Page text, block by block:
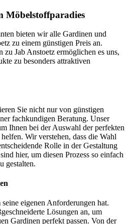
Möbelstoffparadies
bieten wir alle Gardinen und
zu einem günstigen Preis an.
zu Jab Anstoetz ermöglichen es uns,
zu besonders attraktiven
Sie nicht nur von günstigen
fachkundigen Beratung. Unser
Ihnen bei der Auswahl der perfekten
Wir verstehen, dass die Wahl
Rolle in der Gestaltung
hier, um diesen Prozess so einfach
gestalten.
eigenen Anforderungen hat.
Lösungen an, um
Gardinen perfekt passen. Von der